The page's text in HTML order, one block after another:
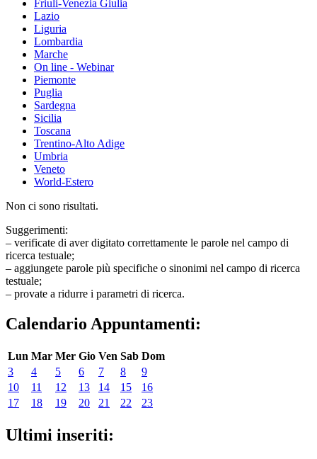
Friuli-Venezia Giulia
Lazio
Liguria
Lombardia
Marche
On line - Webinar
Piemonte
Puglia
Sardegna
Sicilia
Toscana
Trentino-Alto Adige
Umbria
Veneto
World-Estero
Non ci sono risultati.
Suggerimenti:
– verificate di aver digitato correttamente le parole nel campo di
ricerca testuale;
– aggiungete parole più specifiche o sinonimi nel campo di ricerca
testuale;
– provate a ridurre i parametri di ricerca.
Calendario Appuntamenti:
Lun Mar Mer Gio Ven Sab Dom
3
4 5 6 7 8
9
10
11 12 13 14 15
16
17
18 19 20 21 22 23
Ultimi inseriti: